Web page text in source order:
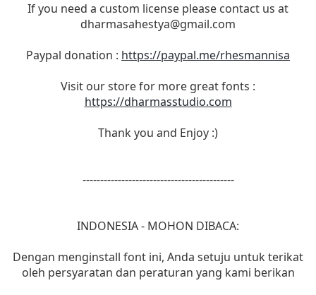
If you need a custom license please contact us at
dharmasahestya@gmail.com
Paypal donation : https://paypal.me/rhesmannisa
Visit our store for more great fonts :
https://dharmasstudio.com
Thank you and Enjoy :)
-------------------------------------------
INDONESIA - MOHON DIBACA:
Dengan menginstall font ini, Anda setuju untuk terikat
oleh persyaratan dan peraturan yang kami berikan